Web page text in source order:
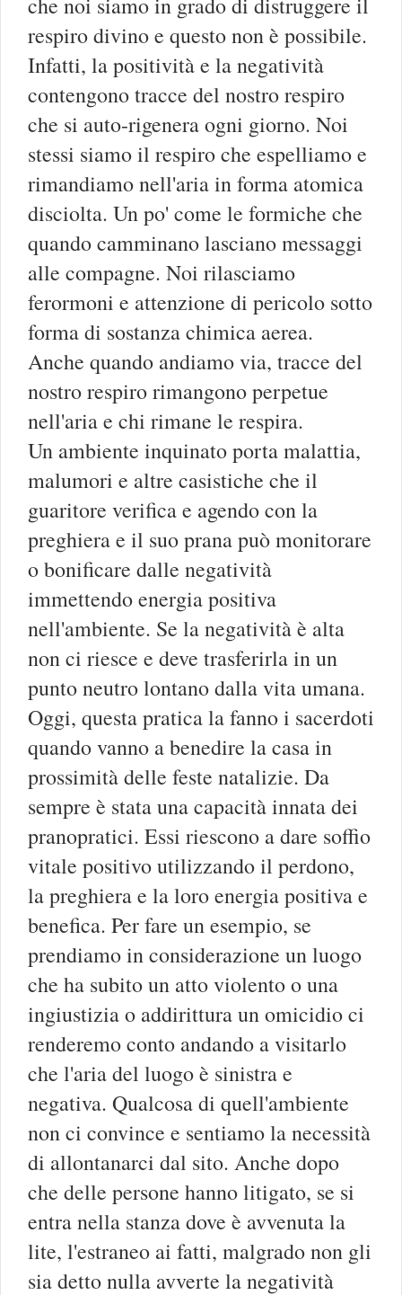
respiro divino e questo non è possibile.
Infatti, la positività e la negatività
contengono tracce del nostro respiro
che si auto-rigenera ogni giorno. Noi
stessi siamo il respiro che espelliamo e
rimandiamo nell'aria in forma atomica
disciolta. Un po' come le formiche che
quando camminano lasciano messaggi
alle compagne. Noi rilasciamo
ferormoni e attenzione di pericolo sotto
forma di sostanza chimica aerea.
Anche quando andiamo via, tracce del
nostro respiro rimangono perpetue
nell'aria e chi rimane le respira.
Un ambiente inquinato porta malattia,
malumori e altre casistiche che il
guaritore verifica e agendo con la
preghiera e il suo prana può monitorare
o bonificare dalle negatività
immettendo energia positiva
nell'ambiente. Se la negatività è alta
non ci riesce e deve trasferirla in un
punto neutro lontano dalla vita umana.
Oggi, questa pratica la fanno i sacerdoti
quando vanno a benedire la casa in
prossimità delle feste natalizie. Da
sempre è stata una capacità innata dei
pranopratici. Essi riescono a dare soffio
vitale positivo utilizzando il perdono,
la preghiera e la loro energia positiva e
benefica. Per fare un esempio, se
prendiamo in considerazione un luogo
che ha subito un atto violento o una
ingiustizia o addirittura un omicidio ci
renderemo conto andando a visitarlo
che l'aria del luogo è sinistra e
negativa. Qualcosa di quell'ambiente
non ci convince e sentiamo la necessità
di allontanarci dal sito. Anche dopo
che delle persone hanno litigato, se si
entra nella stanza dove è avvenuta la
lite, l'estraneo ai fatti, malgrado non gli
sia detto nulla avverte la negatività